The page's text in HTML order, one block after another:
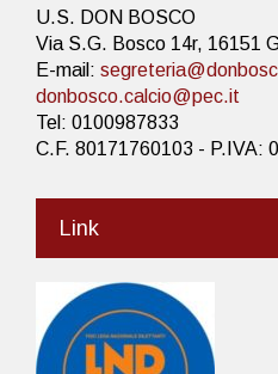
U.S. DON BOSCO
Via S.G. Bosco 14r, 16151
E-mail:
donbosco.calcio@pec.it
Tel: 0100987833
C.F. 80171760103 - P.IVA:
Link